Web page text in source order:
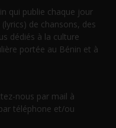
qui publie chaque jour
de chansons, des
dédiés à la culture
portée au Bénin et à
nous par mail à
téléphone et/ou